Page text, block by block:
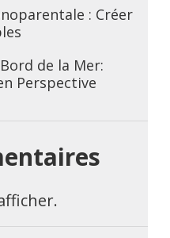
: Créer
de la Mer:
Perspective